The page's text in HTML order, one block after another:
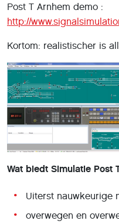
Post T Arnhem demo :
http://
Kortom: realistischer is
Wat biedt Simulatie Post
Uiterst nauwkeurige
overwegen en